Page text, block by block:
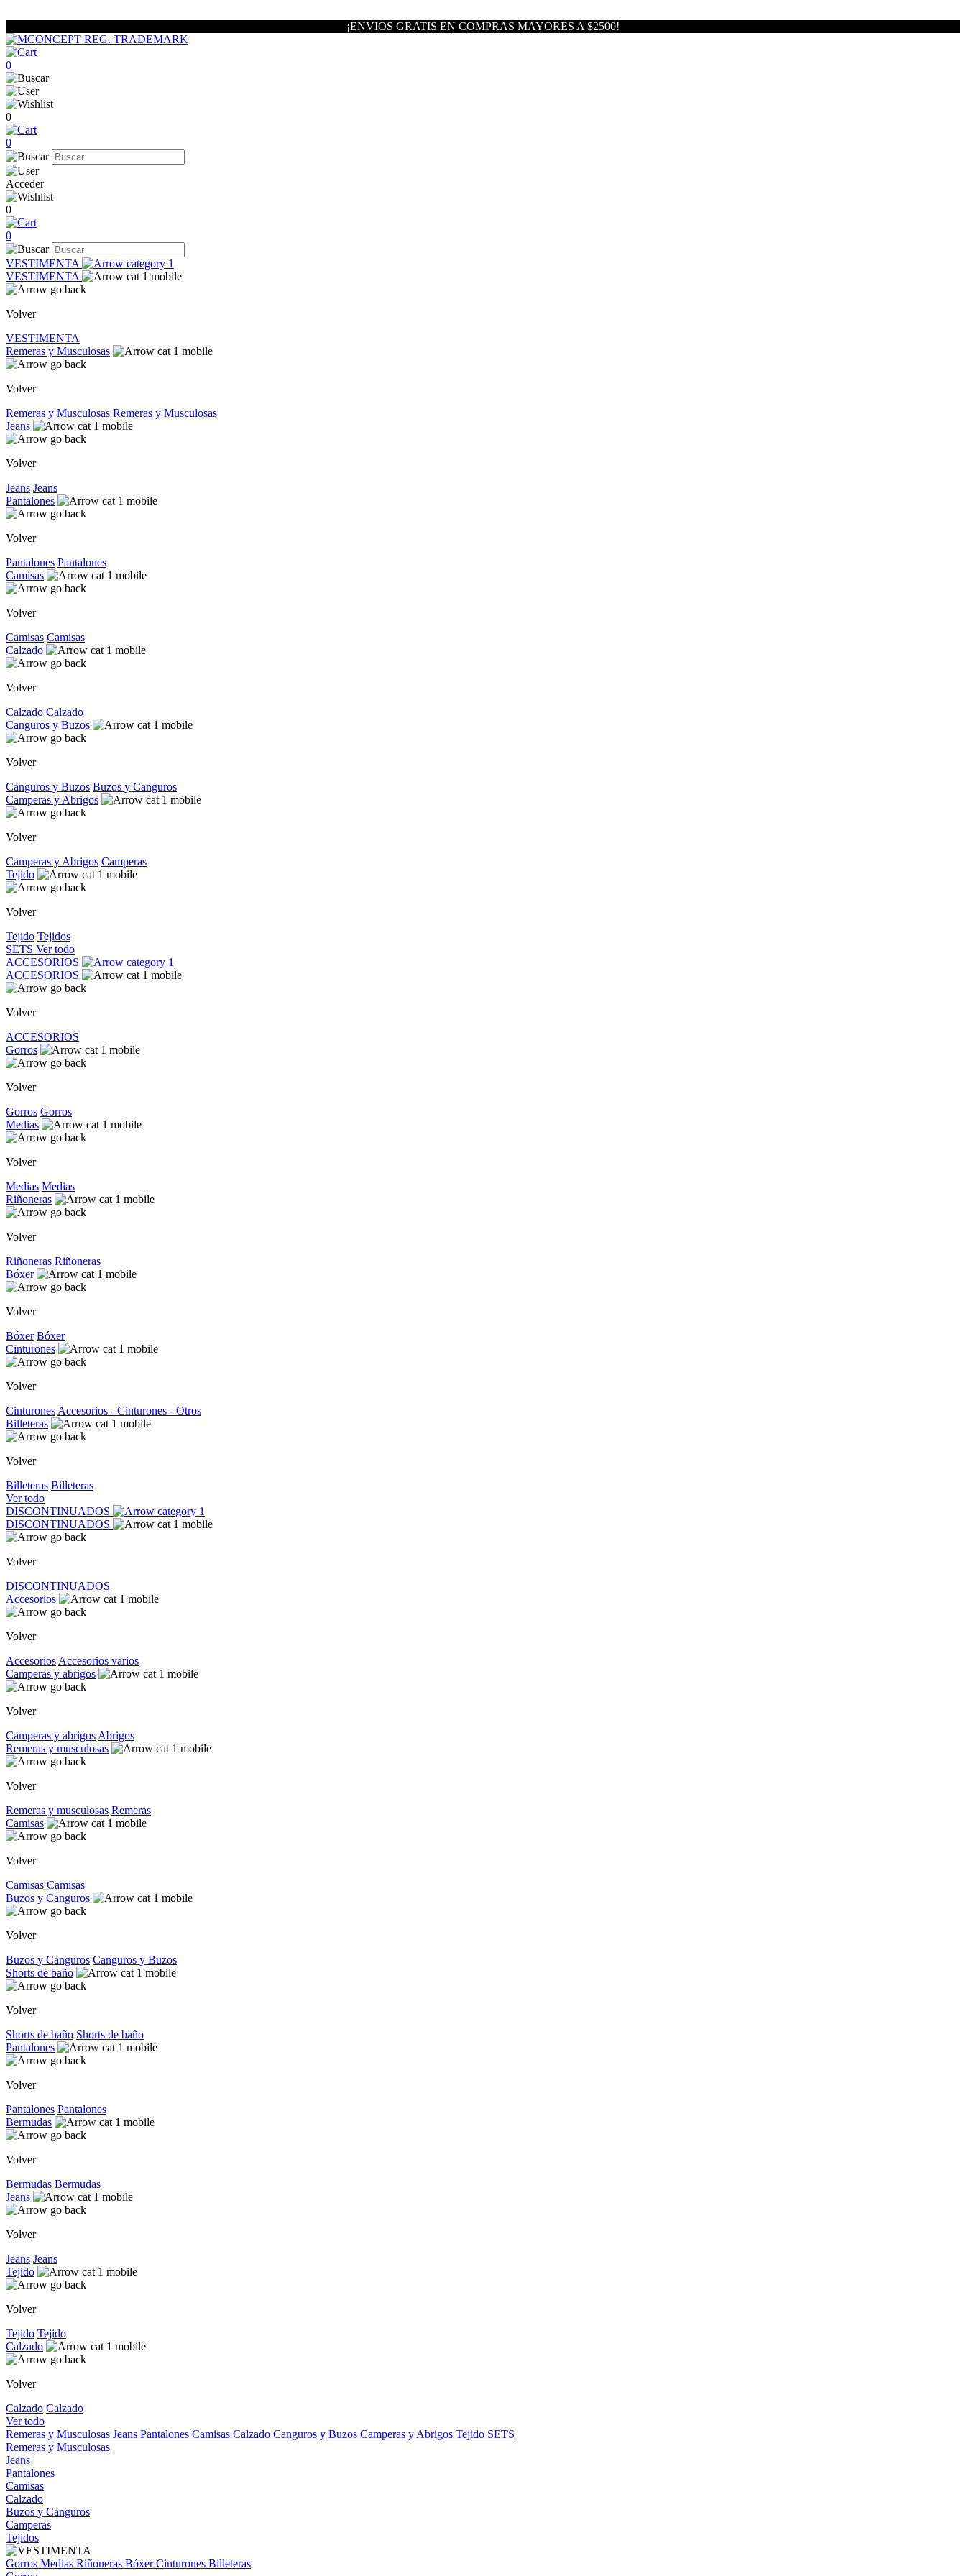
¡ENVIOS GRATIS EN COMPRAS MAYORES A $2500!
0
0
0
Acceder
0
0
VESTIMENTA
VESTIMENTA
Volver
VESTIMENTA
Remeras y Musculosas
Volver
Remeras y Musculosas Remeras y Musculosas
Jeans
Volver
Jeans Jeans
Pantalones
Volver
Pantalones Pantalones
Camisas
Volver
Camisas Camisas
Calzado
Volver
Calzado Calzado
Canguros y Buzos
Volver
Canguros y Buzos Buzos y Canguros
Camperas y Abrigos
Volver
Camperas y Abrigos Camperas
Tejido
Volver
Tejido Tejidos
SETS Ver todo
ACCESORIOS
ACCESORIOS
Volver
ACCESORIOS
Gorros
Volver
Gorros Gorros
Medias
Volver
Medias Medias
Riñoneras
Volver
Riñoneras Riñoneras
Bóxer
Volver
Bóxer Bóxer
Cinturones
Volver
Cinturones Accesorios - Cinturones - Otros
Billeteras
Volver
Billeteras Billeteras
Ver todo
DISCONTINUADOS
DISCONTINUADOS
Volver
DISCONTINUADOS
Accesorios
Volver
Accesorios Accesorios varios
Camperas y abrigos
Volver
Camperas y abrigos Abrigos
Remeras y musculosas
Volver
Remeras y musculosas Remeras
Camisas
Volver
Camisas Camisas
Buzos y Canguros
Volver
Buzos y Canguros Canguros y Buzos
Shorts de baño
Volver
Shorts de baño Shorts de baño
Pantalones
Volver
Pantalones Pantalones
Bermudas
Volver
Bermudas Bermudas
Jeans
Volver
Jeans Jeans
Tejido
Volver
Tejido Tejido
Calzado
Volver
Calzado Calzado
Ver todo
Remeras y Musculosas Jeans Pantalones Camisas Calzado Canguros y Buzos Camperas y Abrigos Tejido SETS
Remeras y Musculosas
Jeans
Pantalones
Camisas
Calzado
Buzos y Canguros
Camperas
Tejidos
Gorros Medias Riñoneras BóxerCinturones Billeteras